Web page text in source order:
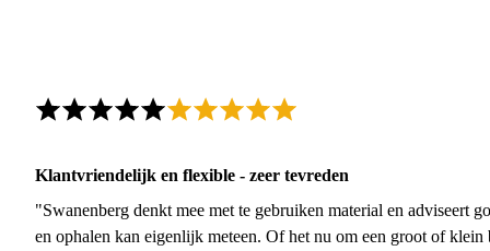
Klantvriendelijk en flexible - zeer tevreden
"Swanenberg denkt mee met te gebruiken material en adviseert
en ophalen kan eigenlijk meteen. Of het nu om een groot of